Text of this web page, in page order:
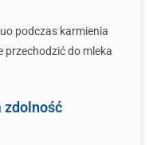
podczas karmienia
przechodzić do mleka
zdolność